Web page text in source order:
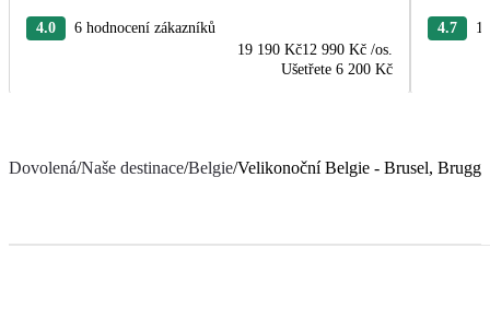
4.0
6 hodnocení zákazníků
19 190 Kč12 990 Kč /os.
Ušetřete 6 200 Kč
4.7
Dovolená/Naše destinace/Belgie/Velikonoční Belgie - Brusel,